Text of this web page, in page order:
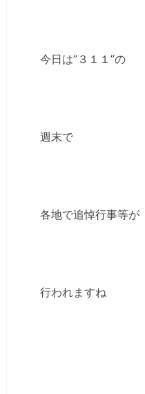
今日は”３１１”の
週末で
各地で追悼行事等が
行われますね